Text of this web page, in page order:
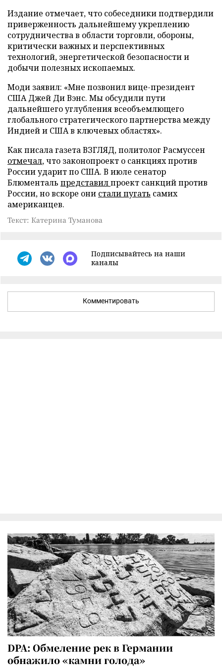
Издание отмечает, что собеседники подтвердили
приверженность дальнейшему укреплению
сотрудничества в области торговли, обороны,
критически важных и перспективных
технологий, энергетической безопасности и
добычи полезных ископаемых.
Моди заявил: «Мне позвонил вице-президент
США Джей Ди Вэнс. Мы обсудили пути
дальнейшего углубления всеобъемлющего
глобального стратегического партнерства между
Индией и США в ключевых областях».
Как писала газета ВЗГЛЯД, политолог Расмуссен
отмечал, что законопроект о санкциях против
России ударит по США. В июле сенатор
Блюменталь представилпроект санкций против
России, но вскоре они стали пугать самих
американцев.
Текст: Катерина Туманова
Подписывайтесь на наши
каналы
Комментировать
DPA: Обмеление рек в Германии
обнажило «камни голода»